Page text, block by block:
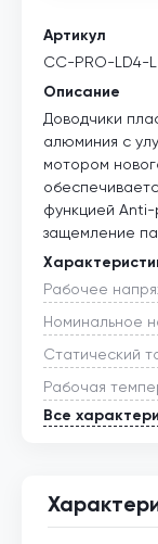
Артикул
CC-PRO-LD4-L
Описание
Доводчики
алюминия с
мотором
функцией
защемление
Рабочее
Номинальное
Статический
Рабочая
Все